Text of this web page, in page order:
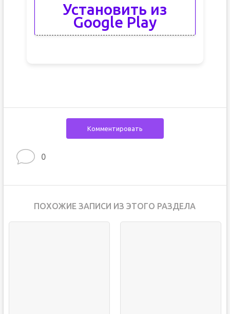
Установить из
Google Play
Комментировать
0
ПОХОЖИЕ ЗАПИСИ ИЗ ЭТОГО РАЗДЕЛА